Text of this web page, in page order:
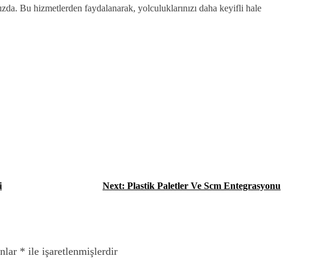
Bu hizmetlerden faydalanarak, yolculuklarınızı daha keyifli hale
Next: Plastik Paletler Ve Scm Entegrasyonu
* ile işaretlenmişlerdir